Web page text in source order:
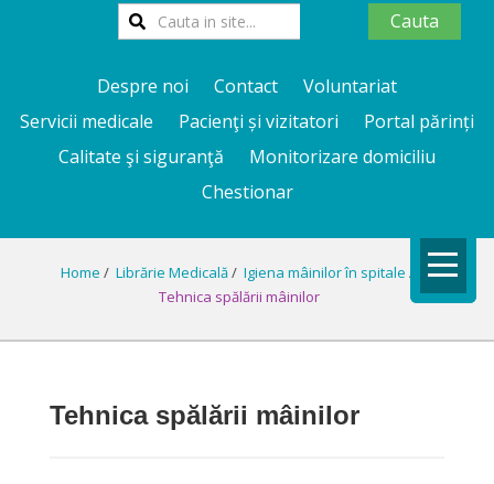
Cauta
Despre noi Contact
Voluntariat
Servicii medicale
Pacienţi și vizitatori
Portal părinți
Calitate şi siguranţă
Monitorizare domiciliu
Chestionar
Home / Librărie Medicală/ Igiena mâinilor în spitale /
Tehnica spălării mâinilor
Tehnica spălării mâinilor